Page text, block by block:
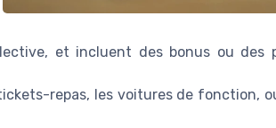
et incluent des bonus ou des
repas, les voitures de fonction,